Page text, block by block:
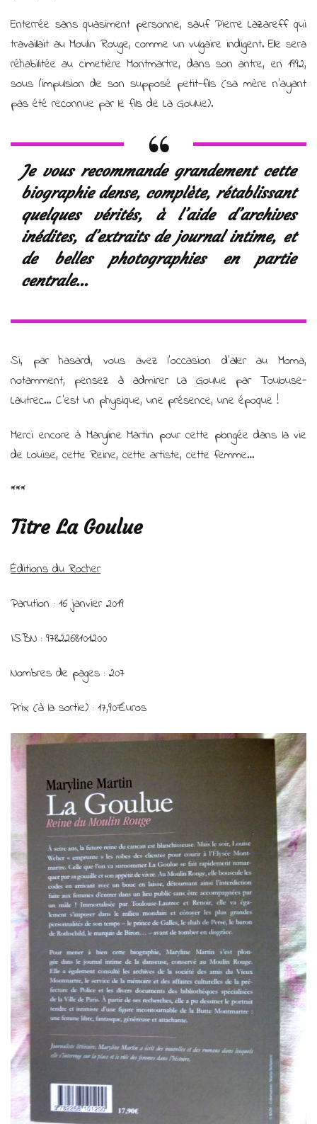
Enterrée sans quasiment personne, sauf Pierre Lazareff qui
travaillait au Moulin Rouge, comme un vulgaire indigent. Elle sera
réhabilitée au cimetière Montmartre, dans son antre, en 1992,
sous l’impulsion de son supposé petit-fils (sa mère n’ayant
pas été reconnue par le fils de La Goulue).
Je vous recommande grandement cette
biographie dense, complète, rétablissant
quelques vérités, à l’aide d’archives
inédites, d’extraits de journal intime, et
de belles photographies en partie
centrale…
Si, par hasard, vous avez l’occasion d’aller au Moma,
notamment, pensez à admirer La Goulue par Toulouse-
Lautrec… C’est un physique, une présence, une époque !
Merci encore à Maryline Martin pour cette plongée dans la vie
de Louise, cette Reine, cette artiste, cette femme…
***
Titre La Goulue
Éditions du Rocher
Parution : 16 janvier 2019
ISBN : 9782268101200
Nombres de pages : 207
Prix (à la sortie) : 17,90€uros